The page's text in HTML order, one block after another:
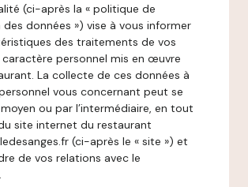
(ci-après la « politique de
données ») vise à vous informer
des traitements de vos
caractère personnel mis en œuvre
La collecte de ces données à
vous concernant peut se
ou par l’intermédiaire, en tout
site internet du restaurant
(ci-après le « site ») et
de vos relations avec le